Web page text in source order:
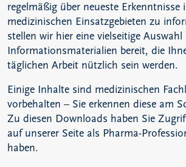
regelmäßig über neueste Erkenntnisse
medizinischen Einsatzgebieten zu
stellen wir hier eine vielseitige Auswahl
Informationsmaterialien bereit, die
täglichen Arbeit nützlich sein werden.
Einige Inhalte sind medizinischen
vorbehalten – Sie erkennen diese am
Zu diesen Downloads haben Sie
auf unserer Seite als Pharma-
haben.